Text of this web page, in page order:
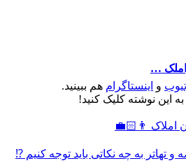
…
و اینستاگرام هم ببینید.
به این نوشته کلیک کنید!
املاک 👨🏻‍💼
و تهاتر به چه نکاتی باید توجه کنیم ⁉️